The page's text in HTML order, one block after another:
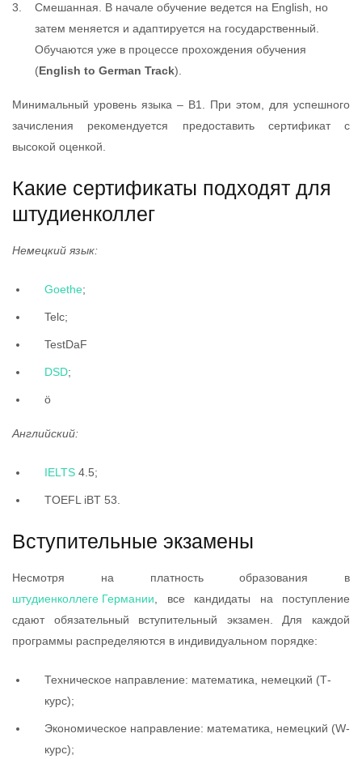
Смешанная. В начале обучение ведется на English, но
затем меняется и адаптируется на государственный.
Обучаются уже в процессе прохождения обучения
(English to German Track).
Минимальный уровень языка – В1. При этом, для успешного
зачисления рекомендуется предоставить сертификат с
высокой оценкой.
Какие сертификаты подходят для
штудиенколлег
Немецкий язык:
Goethe;
Telc;
TestDaF
DSD;
ö
Английский:
IELTS 4.5;
TOEFL iBT 53.
Вступительные экзамены
Несмотря на платность образования в
штудиенколлеге Германии , все кандидаты на поступление
сдают обязательный вступительный экзамен. Для каждой
программы распределяются в индивидуальном порядке:
Техническое направление: математика, немецкий (Т-
курс);
Экономическое направление: математика, немецкий (W-
курс);